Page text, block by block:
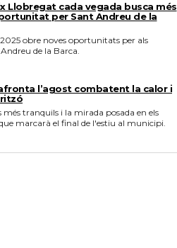
Llobregat cada vegada busca més
per Sant Andreu de la
obre noves oportunitats per als
de la Barca.
l’agost combatent la calor i
més tranquils i la mirada posada en els
marcarà el final de l'estiu al municipi.